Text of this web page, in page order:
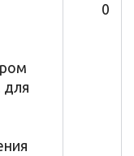
для
0